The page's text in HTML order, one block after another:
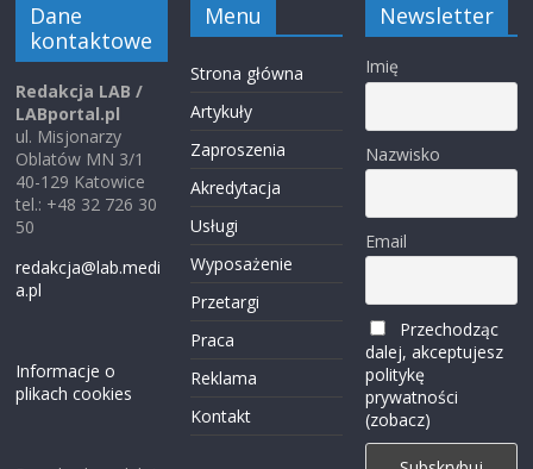
Dane
kontaktowe
Redakcja LAB /
LABportal.pl
ul. Misjonarzy
Oblatów MN 3/1
40-129 Katowice
tel.: +48 32 726 30
50
redakcja@lab.medi
a.pl
Informacje o
plikach cookies
Menu
Strona główna
Artykuły
Zaproszenia
Akredytacja
Usługi
Wyposażenie
Przetargi
Praca
Reklama
Kontakt
Newsletter
Imię
Nazwisko
Email
Przechodząc
dalej, akceptujesz
politykę
prywatności
(zobacz)